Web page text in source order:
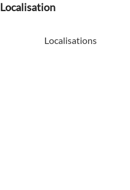
Localisation
Localisations